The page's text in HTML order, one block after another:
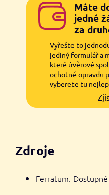
Máte
jedné
za
Vyřešte to
jediný formulář a
které úvěrové
ochotné opravdu
vyberete tu
Zdroje
Ferratum. Dostupné